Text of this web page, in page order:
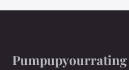
Pumpupyourrating